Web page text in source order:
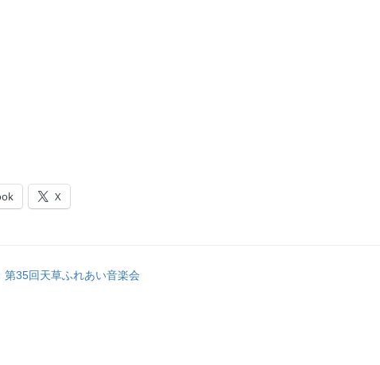
X
第35回天草ふれあい音楽会